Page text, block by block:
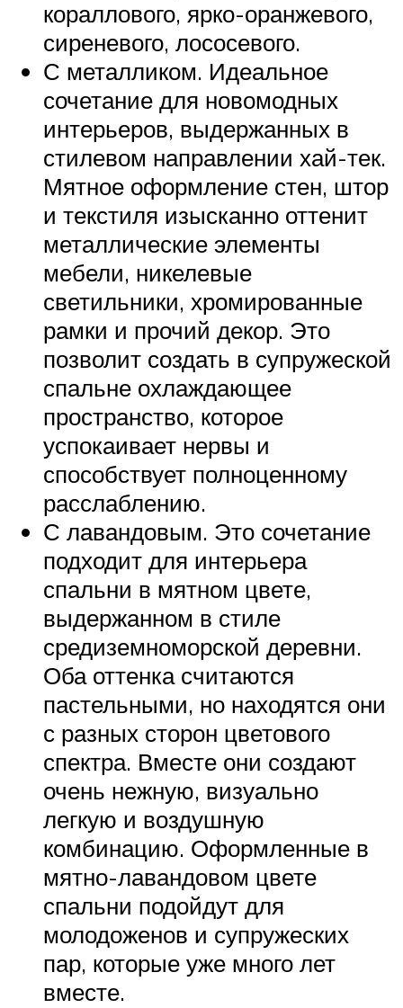
кораллового, ярко-оранжевого,
сиреневого, лососевого.
С металликом. Идеальное
сочетание для новомодных
интерьеров, выдержанных в
стилевом направлении хай-тек.
Мятное оформление стен, штор
и текстиля изысканно оттенит
металлические элементы
мебели, никелевые
светильники, хромированные
рамки и прочий декор. Это
позволит создать в супружеской
спальне охлаждающее
пространство, которое
успокаивает нервы и
способствует полноценному
расслаблению.
С лавандовым. Это сочетание
подходит для интерьера
спальни в мятном цвете,
выдержанном в стиле
средиземноморской деревни.
Оба оттенка считаются
пастельными, но находятся они
с разных сторон цветового
спектра. Вместе они создают
очень нежную, визуально
легкую и воздушную
комбинацию. Оформленные в
мятно-лавандовом цвете
спальни подойдут для
молодоженов и супружеских
пар, которые уже много лет
вместе.